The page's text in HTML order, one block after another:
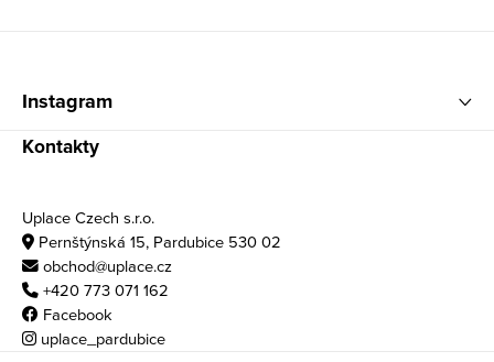
Instagram
Kontakty
Uplace Czech s.r.o.
Pernštýnská 15, Pardubice 530 02
obchod@uplace.cz
+420 773 071 162
Facebook
uplace_pardubice